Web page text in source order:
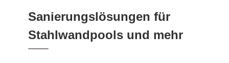
Sanierungslösungen für
Stahlwandpools und mehr